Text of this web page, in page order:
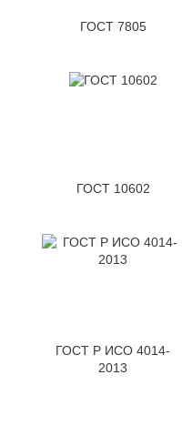
ГОСТ 7805
ГОСТ 10602
ГОСТ Р ИСО 4014-
2013